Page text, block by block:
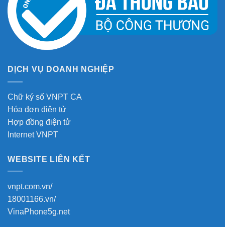
DỊCH VỤ DOANH NGHIỆP
Chữ ký số VNPT CA
Hóa đơn điện tử
Hợp đồng điện tử
Internet VNPT
WEBSITE LIÊN KẾT
vnpt.com.vn/
18001166.vn/
VinaPhone5g.net